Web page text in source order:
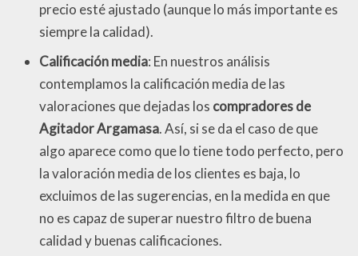
precio esté ajustado (aunque lo más importante es
siempre la calidad).
Calificación media: En nuestros análisis
contemplamos la calificación media de las
valoraciones que dejadas los compradores de
Agitador Argamasa. Así, si se da el caso de que
algo aparece como que lo tiene todo perfecto, pero
la valoración media de los clientes es baja, lo
excluimos de las sugerencias, en la medida en que
no es capaz de superar nuestro filtro de buena
calidad y buenas calificaciones.